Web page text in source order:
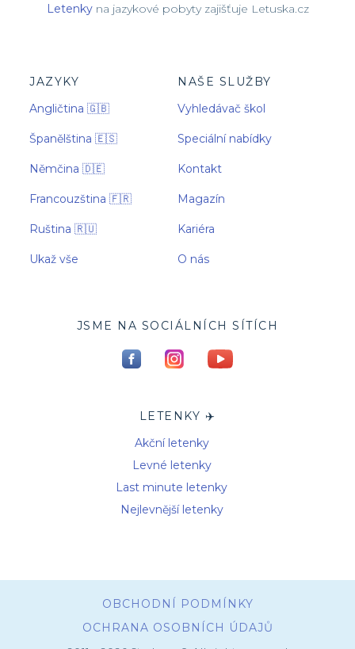
Letenkyna jazykové pobyty zajišťuje Letuska.cz
JAZYKY
Angličtina 🇬🇧
Španělština 🇪🇸
Němčina 🇩🇪
Francouzština 🇫🇷
Ruština 🇷🇺
Ukaž vše
NAŠE SLUŽBY
Vyhledávač škol
Speciální nabídky
Kontakt
Magazín
Kariéra
O nás
JSME NA SOCIÁLNÍCH SÍTÍCH
LETENKY ✈️
Akční letenky
Levné letenky
Last minute letenky
Nejlevnější letenky
OBCHODNÍ PODMÍNKY
OCHRANA OSOBNÍCH ÚDAJŮ